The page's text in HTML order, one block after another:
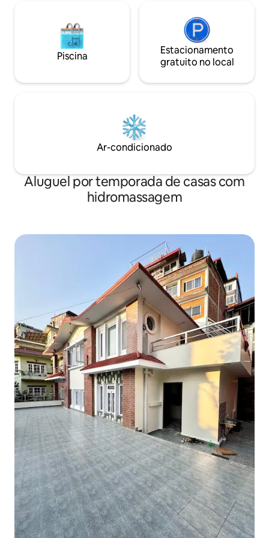
Piscina
Estacionamento
gratuito no local
Ar-condicionado
Aluguel por temporada de casas com
hidromassagem